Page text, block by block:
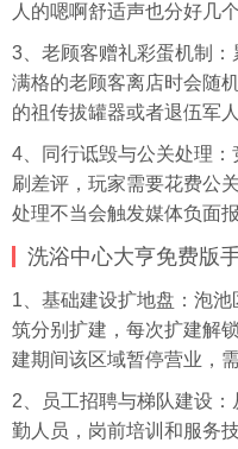
人的嗯啊舒适声也分好几
3、老顾客赠礼彩蛋机制
满格的老顾客离店时会随
的祖传拔罐器或者退伍军
4、同行诋毁与公关处理
刷差评，玩家需要花费公
处理不当会触发媒体负面
洗浴中心大亨免费版
1、基础建设扩地盘：泡
筑分别扩建，每次扩建解
建期间该区域暂停营业，
2、员工招聘与梯队建设
勤人员，岗前培训和服务